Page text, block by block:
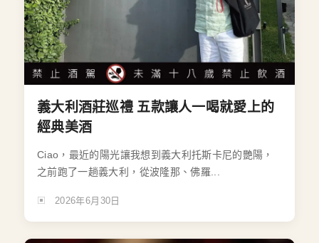
義大利酒莊巡禮 五款讓人一喝就愛上的
經典美酒
Ciao，最近的陽光讓我想到義大利托斯卡尼的艷陽，
之前跑了一趟義大利，從波隆那、佛羅...
2026年6月30日